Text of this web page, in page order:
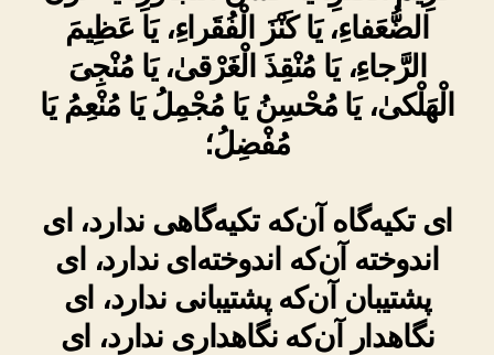
الضُّعَفاءِ، يَا كَنْزَ الْفُقَراءِ، يَا عَظِيمَ
الرَّجاءِ، يَا مُنْقِذَ الْغَرْقىٰ، يَا مُنْجِىَ
الْهَلْكىٰ، يَا مُحْسِنُ يَا مُجْمِلُ يَا مُنْعِمُ يَا
مُفْضِلُ؛
ای تکیه‌گاه آن‌که تکیه‌گاهی ندارد، ای
اندوخته آن‌که اندوخته‌ای ندارد، ای
پشتیبان آن‌که پشتیبانی ندارد، ای
نگاهدار آن‌که نگاهداری ندارد، ای